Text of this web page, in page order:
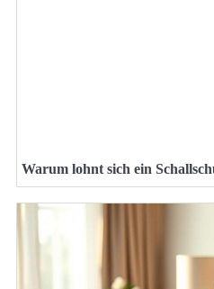
Warum lohnt sich ein